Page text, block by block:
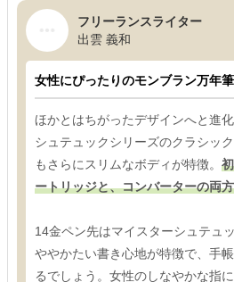
フリーランスライター
出雲 義和
女性にぴったりのモンブラン万年筆
ほかとはちがったデザインへと進
シュテュックシリーズのクラシッ
もさらにスリムなボディが特徴。
ートリッジと、コンバーターの両
14金ペン先はマイスターシュテュ
ややかたい書き心地が特徴で、手
るでしょう。女性のしなやかな指